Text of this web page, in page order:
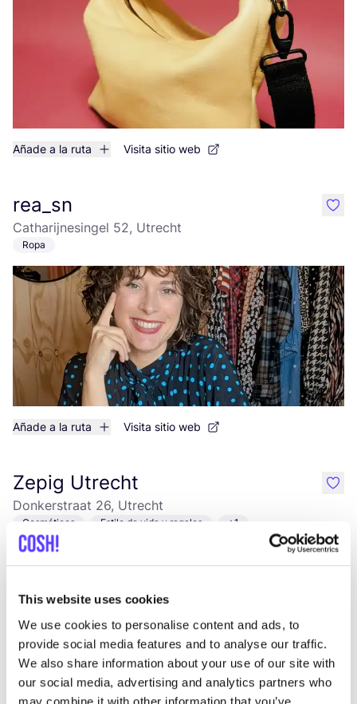
This website uses cookies
We use cookies to personalise content and ads, to
provide social media features and to analyse our traffic.
We also share information about your use of our site with
our social media, advertising and analytics partners who
may combine it with other information that you’ve
Añade a la ruta Visita sitio web
rea_sn
Catharijnesingel 52, Utrecht
Ropa
Añade a la ruta Visita sitio web
like
Zepig Utrecht
Donkerstraat 26, Utrecht
Cosméticos Estilo de vida y regalos +1
like